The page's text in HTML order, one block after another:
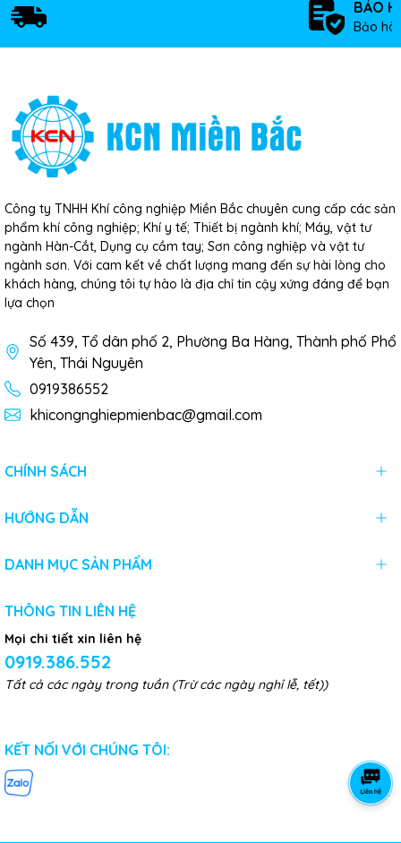
BẢO
Bảo
Công ty TNHH Khí công nghiệp Miền Bắc chuyên cung cấp các sản
phẩm khí công nghiệp; Khí y tế; Thiết bị ngành khí; Máy, vật tư
ngành Hàn-Cắt, Dụng cụ cầm tay; Sơn công nghiệp và vật tư
ngành sơn. Với cam kết về chất lượng mang đến sự hài lòng cho
khách hàng, chúng tôi tự hào là địa chỉ tin cậy xứng đáng để bạn
lựa chọn
Số 439, Tổ dân phố 2, Phường Ba Hàng, Thành phố Phổ
Yên, Thái Nguyên
0919386552
khicongnghiepmienbac@gmail.com
CHÍNH SÁCH
HƯỚNG DẪN
DANH MỤC SẢN PHẨM
THÔNG TIN LIÊN HỆ
Mọi chi tiết xin liên hệ
0919.386.552
Tất cả các ngày trong tuần (Trừ các ngày nghỉ lễ, tết))
KẾT NỐI VỚI CHÚNG TÔI: